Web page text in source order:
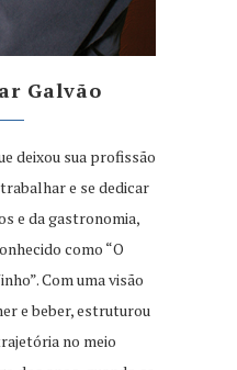
Galvão
deixou sua profissão
e se dedicar
e da gastronomia,
como “O
Com uma visão
e beber, estruturou
no meio